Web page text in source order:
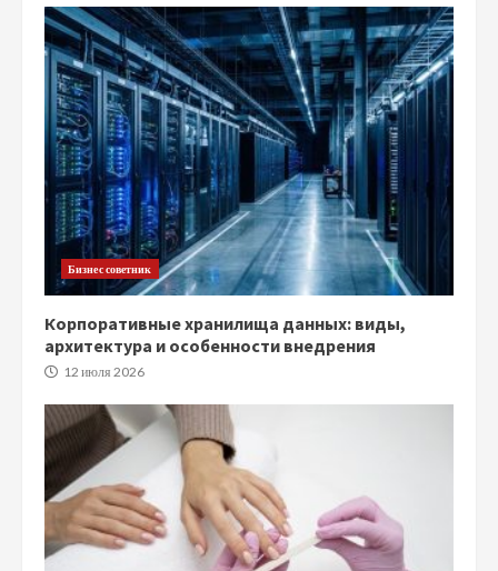
Бизнес советник
Корпоративные хранилища данных: виды,
архитектура и особенности внедрения
12 июля 2026